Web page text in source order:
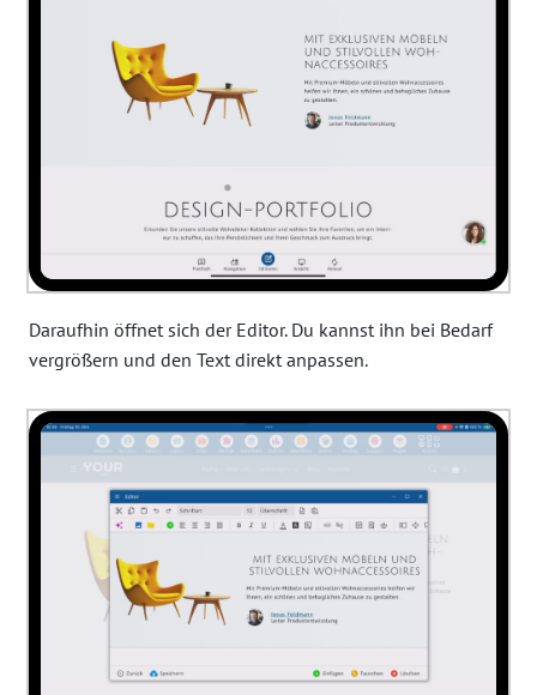
Daraufhin öffnet sich der Editor. Du kannst ihn bei Bedarf
vergrößern und den Text direkt anpassen.